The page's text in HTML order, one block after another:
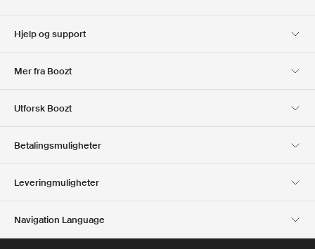
Hjelp og support
Mer fra Boozt
Club Boozt
Utforsk Boozt
Presse og utmerkelser
Betalingsmuligheter
Leveringmuligheter
Navigation Language